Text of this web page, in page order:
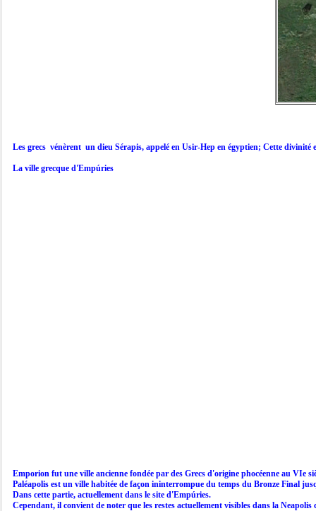
Les grecs  vénèrent  un dieu Sérapis, appelé en Usir-Hep en égyptien; Cette
Emporion fut une ville ancienne fondée par des Grecs d'origine phocéenne au VIe
Paléapolis est un ville habitée de façon ininterrompue du temps du Bronze Final
Dans cette partie, actuellement dans le site d'Empúries.
Cependant, il convient de noter que les restes actuellement visibles dans la